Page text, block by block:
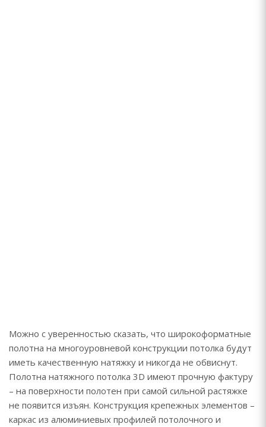
Можно с уверенностью сказать, что широкоформатные
полотна на многоуровневой конструкции потолка будут
иметь качественную натяжку и никогда не обвиснут.
Полотна натяжного потолка 3D имеют прочную фактуру
– на поверхности полотен при самой сильной растяжке
не появится изъян. Конструкция крепежных элементов –
каркас из алюминиевых профилей потолочного и